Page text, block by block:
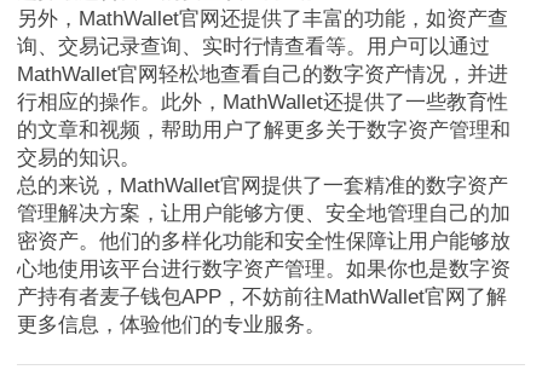
另外，MathWallet官网还提供了丰富的功能，如资产查
询、交易记录查询、实时行情查看等。用户可以通过
MathWallet官网轻松地查看自己的数字资产情况，并进
行相应的操作。此外，MathWallet还提供了一些教育性
的文章和视频，帮助用户了解更多关于数字资产管理和
交易的知识。
总的来说，MathWallet官网提供了一套精准的数字资产
管理解决方案，让用户能够方便、安全地管理自己的加
密资产。他们的多样化功能和安全性保障让用户能够放
心地使用该平台进行数字资产管理。如果你也是数字资
产持有者麦子钱包APP，不妨前往MathWallet官网了解
更多信息，体验他们的专业服务。